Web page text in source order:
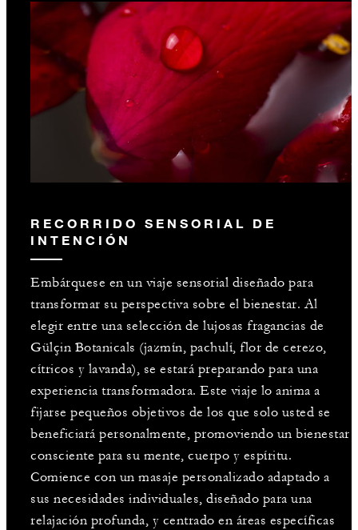
RECORRIDO SENSORIAL DE
INTENCIÓN
Embárquese en un viaje sensorial diseñado para
transformar su perspectiva sobre el bienestar. Al
elegir entre una selección de lujosas fragancias de
Gülçin Botanicals (jazmín, pachulí, flor de cerezo,
cítricos y lavanda), se estará preparando para una
experiencia transformadora. Este viaje lo anima a
fijarse pequeños objetivos de los que solo usted se
beneficiará personalmente, promoviendo un bienestar
consciente para su mente, cuerpo y espíritu.
Comience con un masaje personalizado adaptado a
sus necesidades individuales, diseñado para una
relajación profunda, y centrado en áreas específicas